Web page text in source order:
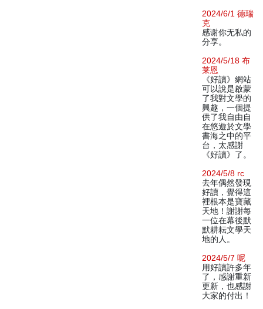
2024/6/1 德瑞
克
感谢你无私的
分享。
2024/5/18 布
莱恩
《好讀》網站
可以說是啟蒙
了我對文學的
興趣，一個提
供了我自由自
在悠遊於文學
書海之中的平
台，太感謝
《好讀》了。
2024/5/8 rc
去年偶然發現
好讀，覺得這
裡根本是寶藏
天地！謝謝每
一位在幕後默
默耕耘文學天
地的人。
2024/5/7 呢
用好讀許多年
了，感謝重新
更新，也感謝
大家的付出！